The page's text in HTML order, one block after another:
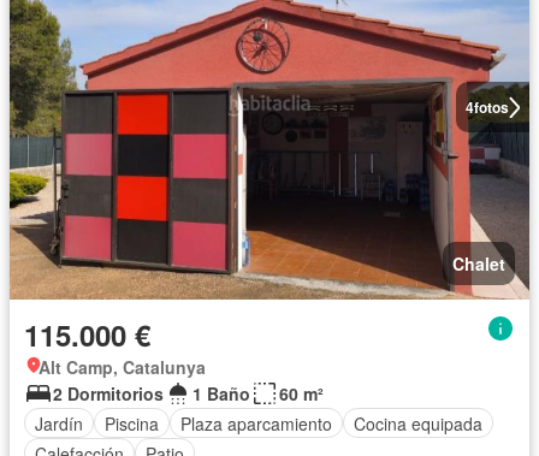
4fotos
Chalet
115.000 €
Alt Camp, Catalunya
2 Dormitorios
1 Baño
60 m²
Jardín
Piscina Plaza aparcamiento
Cocina equipada